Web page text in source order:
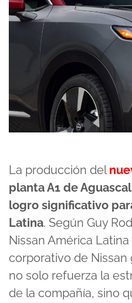
La producción del
planta A1 de
logro significativo
Latina. Según Guy
Nissan América
corporativo de
no solo refuerza la
de la compañía, sino